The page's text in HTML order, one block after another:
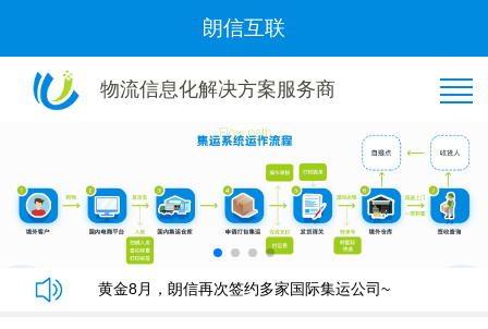
朗信互联
物流信息化解决方案服务商
恭喜“好管家集运”与我司隆重签约！
朗信集运系统手机端快速下单教程
朗信集运系统与广州飞通物流签订《集运系统》合同！
黄金8月，朗信再次签约多家国际集运公司~